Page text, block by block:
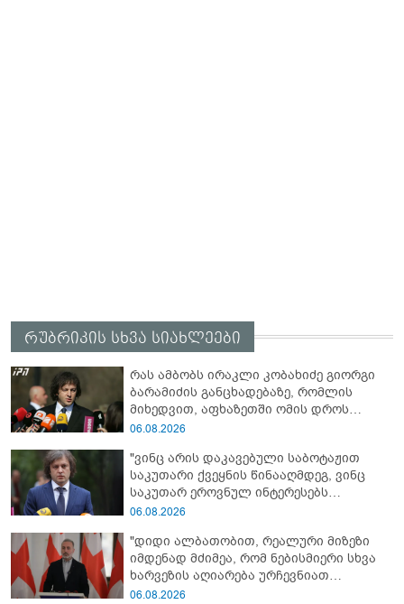
რუბრიკის სხვა სიახლეები
რას ამბობს ირაკლი კობახიძე გიორგი
ბარამიძის განცხადებაზე, რომლის
მიხედვით, აფხაზეთში ომის დროს
„ჩვენებს ტყვეები არ აჰყავდათ"
06.08.2026
"ვინც არის დაკავებული საბოტაჟით
საკუთარი ქვეყნის წინააღმდეგ, ვინც
საკუთარ ეროვნულ ინტერესებს
უპირისპირდება, ყველამ უნდა იცოდეს,
ირაკლი კობახიძე
06.08.2026
"დიდი ალბათობით, რეალური მიზეზი
იმდენად მძიმეა, რომ ნებისმიერი სხვა
ხარვეზის აღიარება ურჩევნიათ
ნამდვილი მიზეზის გამოაშკარავებას" -
06.08.2026